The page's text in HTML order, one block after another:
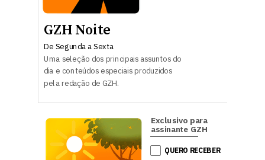
GZH Noite
De Segunda a Sexta
Uma seleção dos principais assuntos do
dia e conteúdos especiais produzidos
pela redação de GZH.
Exclusivo para
assinante GZH
QUERO RECEBER